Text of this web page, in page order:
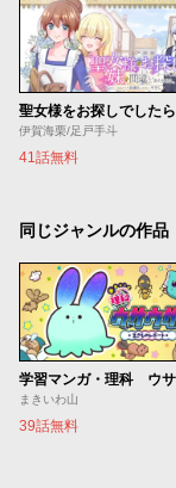
伊賀海栗/足戸手斗
41話無料
同じジャンルの作品
まきいわ山
39話無料